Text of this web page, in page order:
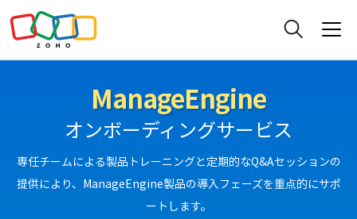
ManageEngine
オンボーディングサービス
専任チームによる製品トレーニングと定期的なQ&Aセッションの
提供により、ManageEngine製品の導入フェーズを重点的にサポ
ートします。